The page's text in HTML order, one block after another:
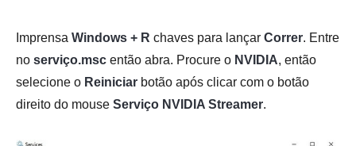
Imprensa Windows + R chaves para lançar Correr. Entre
no serviço.msc então abra. Procure o NVIDIA, então
selecione o Reiniciar botão após clicar com o botão
direito do mouse Serviço NVIDIA Streamer.